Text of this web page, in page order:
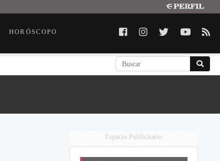
HORÓSCOPO
Espacio Publicitario